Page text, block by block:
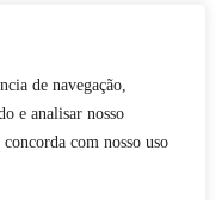
de navegação,
e analisar nosso
com nosso uso
deseja
: 0